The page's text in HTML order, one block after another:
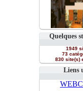
Quelques
1949
73
830 site(s)
Liens